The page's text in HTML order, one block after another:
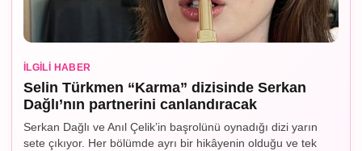
İLGILI HABER
Selin Türkmen “Karma” dizisinde Serkan
Dağlı’nın partnerini canlandıracak
Serkan Dağlı ve Anıl Çelik’in başrolünü oynadığı dizi yarın
sete çıkıyor. Her bölümde ayrı bir hikâyenin olduğu ve tek